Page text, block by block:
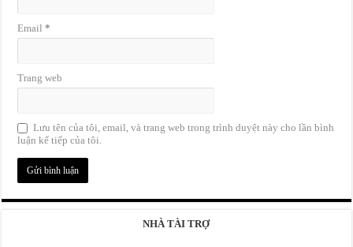
Email*
Trang web
Lưu tên của tôi, email, và trang web trong trình duyệt này cho lần bình
luận kế tiếp của tôi.
NHÀ TÀI TRỢ